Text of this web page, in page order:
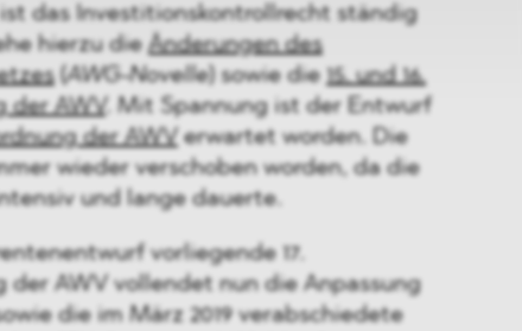
das Investitionskontrollrecht ständig
hierzu dieÄnderungen des
(AWG-Novelle) sowie die 15. und 16.
der AWV. Mit Spannung ist der Entwurf
der AWVerwartet worden. Die
wieder verschoben worden, da die
und lange dauerte.
vorliegende 17.
der AWV vollendet nun die Anpassung
die im März 2019 verabschiedete